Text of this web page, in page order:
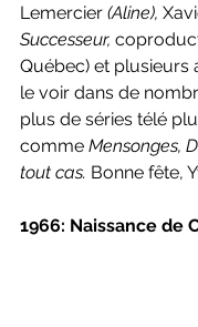
Lemercier (Aline),
Successeur,
Québec) et plusieurs
le voir dans de
plus de séries télé
comme Mensonges,
tout cas. Bonne fête,
1966: Naissance de